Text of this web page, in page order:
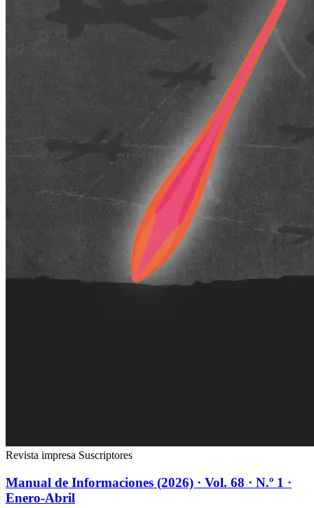
Revista impresa Suscriptores
Manual de Informaciones (2026) · Vol. 68 · N.º 1 ·
Enero-Abril